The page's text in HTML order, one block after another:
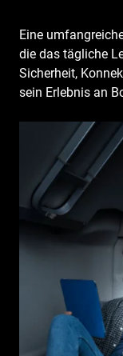
Eine
die das tägliche
Sicherheit,
sein Erlebnis an